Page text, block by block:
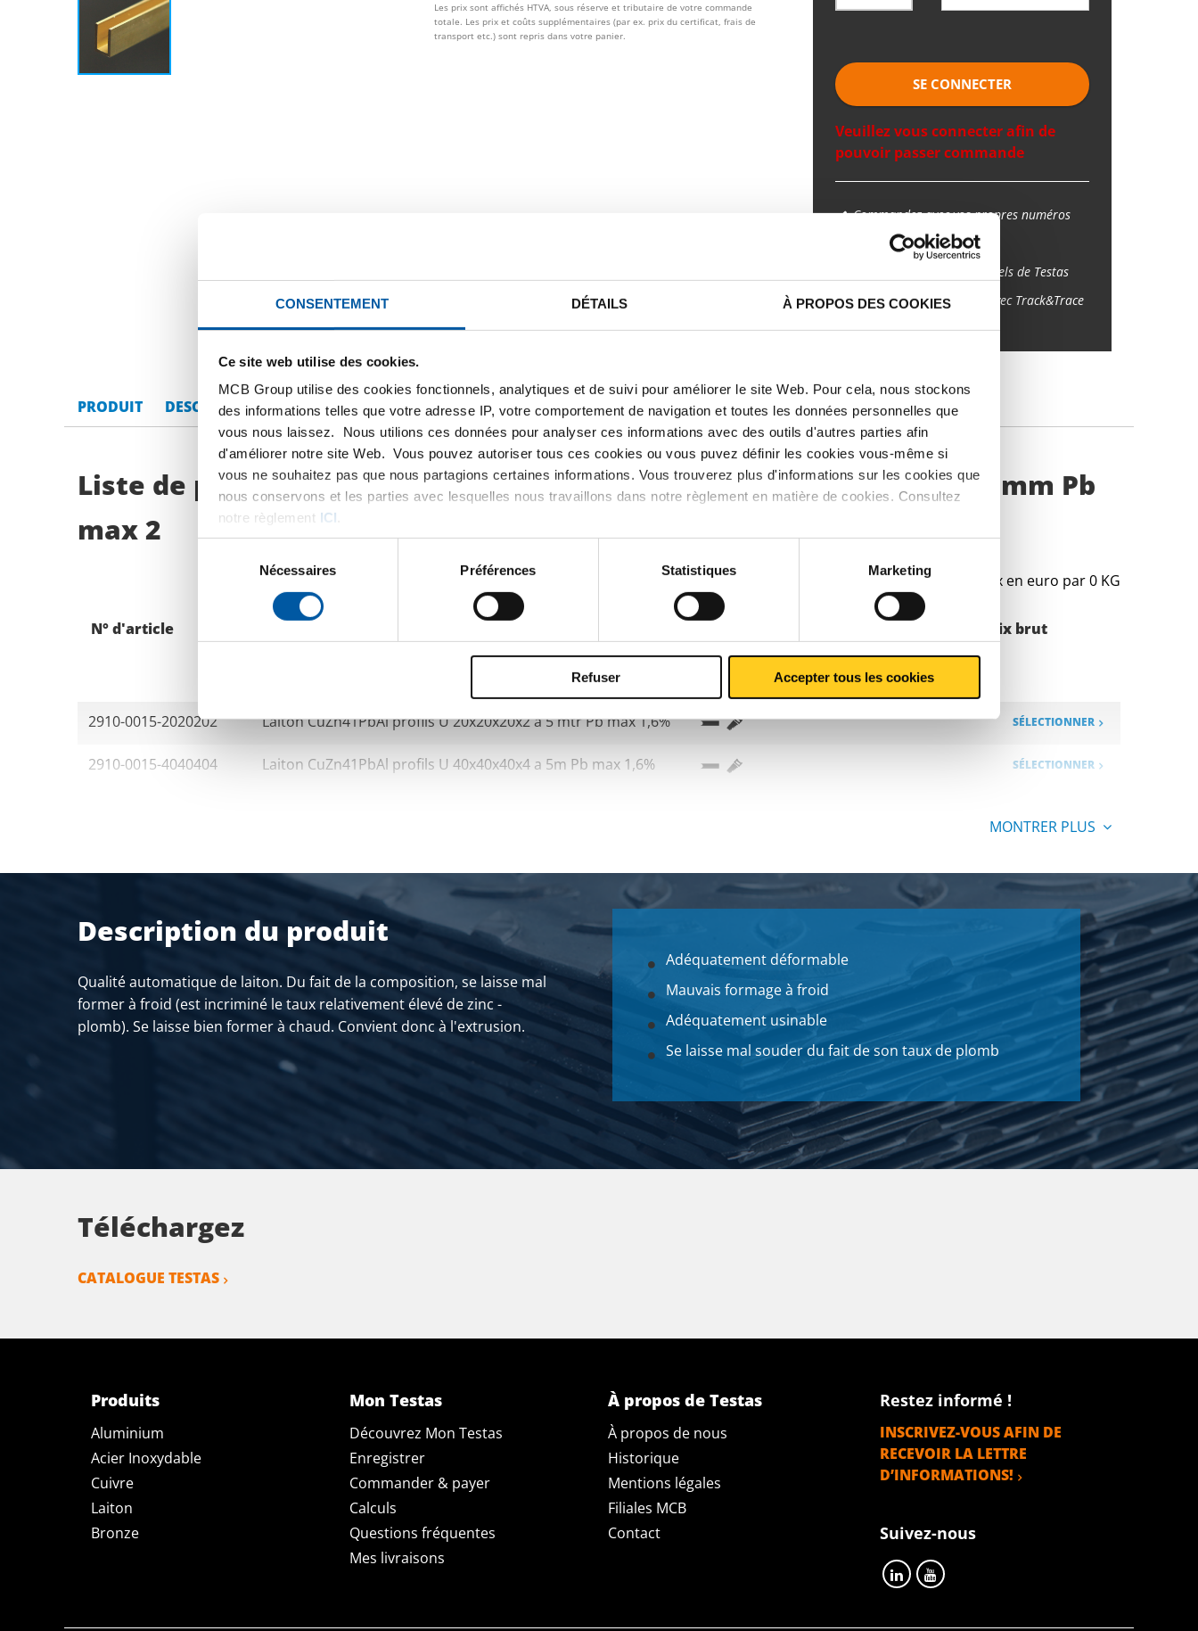
CONSENTEMENT DÉTAILS À PROPOS DES COOKIES
Ce site web utilise des cookies.
MCB Group utilise des cookies fonctionnels, analytiques et de suivi pour améliorer le site Web. Pour cela, nous stockons
des informations telles que votre adresse IP, votre comportement de navigation et toutes les données personnelles que
vous nous laissez. Nous utilions ces données pour analyser ces informations avec des outils d'autres parties afin
d'améliorer notre site Web. Vous pouvez autoriser tous ces cookies ou vous puvez définir les cookies vous-même si
vous ne souhaitez pas que nous partagions certaines informations. Vous trouverez plus d'informations sur les cookies que
nous conservons et les parties avec lesquelles nous travaillons dans notre règlement en matière de cookies. Consultez
notre règlement ICI
consentement
Nécessaires Préférences Statistiques Marketing
Refuser Accepter tous les cookies
Les prix sont affichés HTVA, sous réserve et tributaire de votre commande
totale. Les prix et coûts supplémentaires (par ex. prix du certificat, frais de
transport etc.) sont repris dans votre panier.
SE CONNECTER
Veuillez vous connecter afin de
pouvoir passer commande
Commandez avec vos propres numéros
d’articles
Calculez avec les prix actuels de Testas
Suivez votre commande avec Track&Trace
PRODUIT DESCRIPTION DU PRODUIT LISTE DE PRIX BRUT TÉLÉCHARGEMENTS CARACTÉRISTIQUES
Liste de prix bruts: Laiton CuZn41PbAl =<2mm prof U CuZn40Pb2 >2mm Pb
max 2
Prix en euro par 0 KG
N° d'article
kg
Prix brut
2910-0015-2020202 Laiton CuZn41PbAl profils U 20x20x20x2 a 5 mtr Pb max 1,6% SÉLECTIONNER
2910-0015-4040404 Laiton CuZn41PbAl profils U 40x40x40x4 a 5m Pb max 1,6% SÉLECTIONNER
MONTRER PLUS
Description du produit
Qualité automatique de laiton. Du fait de la composition, se laisse mal
former à froid (est incriminé le taux relativement élevé de zinc -
plomb). Se laisse bien former à chaud. Convient donc à l'extrusion.
Adéquatement déformable
Mauvais formage à froid
Adéquatement usinable
Se laisse mal souder du fait de son taux de plomb
Téléchargez
CATALOGUE TESTAS
Produits
Aluminium
Acier Inoxydable
Cuivre
Laiton
Bronze
Mon Testas
Découvrez Mon Testas
Enregistrer
Commander & payer
Calculs
Questions fréquentes
Mes livraisons
À propos de Testas
À propos de nous
Historique
Mentions légales
Filiales MCB
Contact
Restez informé !
INSCRIVEZ-VOUS AFIN DE
RECEVOIR LA LETTRE
D’INFORMATIONS!
Suivez-nous